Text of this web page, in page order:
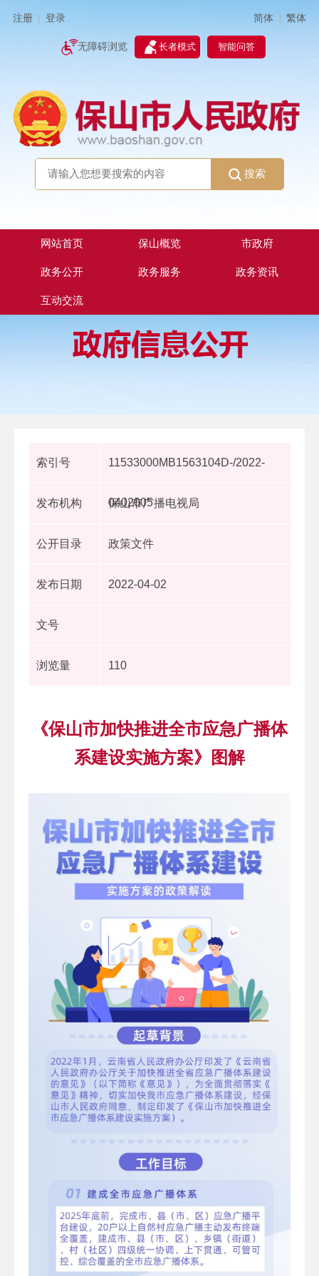
注册 登录 简体 | 繁体
无障碍浏览 长者模式 智能问答
搜索
网站首页 保山概览 市政府
政务公开 政务服务 政务资讯
互动交流
索引号 11533000MB1563104D-/2022-
0402005
发布机构 保山市广播电视局
公开目录 政策文件
发布日期 2022-04-02
文号
浏览量 110
《保山市加快推进全市应急广播体
系建设实施方案》图解